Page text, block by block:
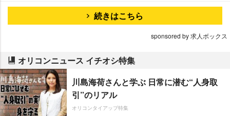
続きはこちら
sponsored by 求人ボックス
オリコンニュース イチオシ特集
川島海荷さんと学ぶ 日常に潜む“人身取
引”のリアル
オリコンタイアップ特集